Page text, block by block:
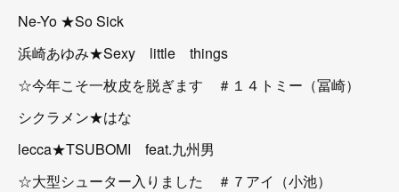
Ne-Yo ★So Sick
浜崎あゆみ★Sexy little things
☆今年こそ一枚皮を脱ぎます ＃１４トミー（冨崎）
シクラメン★はな
lecca★TSUBOMI feat.九州男
☆大型シューター入りました ＃７アイ（小池）